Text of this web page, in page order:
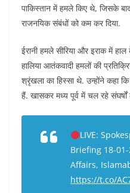
पाकिस्तान में हमले किए थे, जिसके
राजनयिक संबंधों को कम कर दिया.
ईरानी हमले सीरिया और इराक में हाल
हालिया आतंकवादी हमलों की
श्रृंखला का हिस्सा थे. उन्होंने कहा
हैं. खासकर मध्य पूर्व में चल रहे
LIVE:
Briefing 18-
Affairs,
https://t.co/